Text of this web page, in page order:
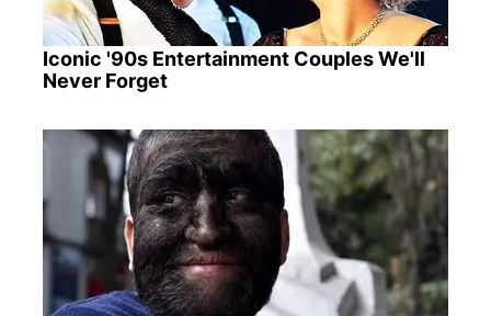
Iconic '90s Entertainment Couples We'll
Never Forget